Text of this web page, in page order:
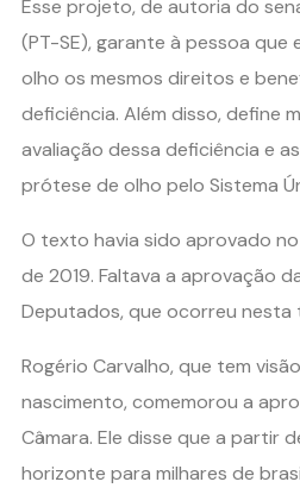
Esse projeto, de autoria do
(PT-SE), garante à pessoa que
olho os mesmos direitos e
deficiência. Além disso, define
avaliação dessa deficiência e
prótese de olho pelo Sistema
O texto havia sido aprovado
de 2019. Faltava a aprovação
Deputados, que ocorreu nesta
Rogério Carvalho, que tem
nascimento, comemorou a
Câmara. Ele disse que a partir
horizonte para milhares de